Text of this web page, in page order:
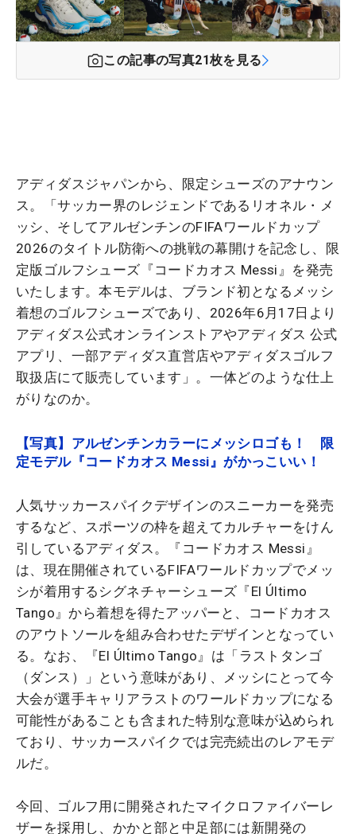
この記事の写真21枚を見る
アディダスジャパンから、限定シューズのアナウン
ス。「サッカー界のレジェンドであるリオネル・メ
ッシ、そしてアルゼンチンのFIFAワールドカップ
2026のタイトル防衛への挑戦の幕開けを記念し、限
定版ゴルフシューズ『コードカオス Messi』を発売
いたします。本モデルは、ブランド初となるメッシ
着想のゴルフシューズであり、2026年6月17日より
アディダス公式オンラインストアやアディダス 公式
アプリ、一部アディダス直営店やアディダスゴルフ
取扱店にて販売しています」。一体どのような仕上
がりなのか。
【写真】アルゼンチンカラーにメッシロゴも！ 限
定モデル『コードカオス Messi』がかっこいい！
人気サッカースパイクデザインのスニーカーを発売
するなど、スポーツの枠を超えてカルチャーをけん
引しているアディダス。『コードカオス Messi』
は、現在開催されているFIFAワールドカップでメッ
シが着用するシグネチャーシューズ『El Último
Tango』から着想を得たアッパーと、コードカオス
のアウトソールを組み合わせたデザインとなってい
る。なお、『El Último Tango』は「ラストタンゴ
（ダンス）」という意味があり、メッシにとって今
大会が選手キャリアラストのワールドカップになる
可能性があることも含まれた特別な意味が込められ
ており、サッカースパイクでは完売続出のレアモデ
ルだ。
今回、ゴルフ用に開発されたマイクロファイバーレ
ザーを採用し、かかと部と中足部には新開発の